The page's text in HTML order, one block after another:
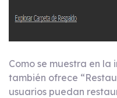
Como se muestra en la
también ofrece
usuarios puedan